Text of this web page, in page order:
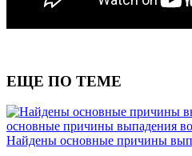
ЕЩЕ ПО ТЕМЕ
основные причины выпадения
Найдены основные причины